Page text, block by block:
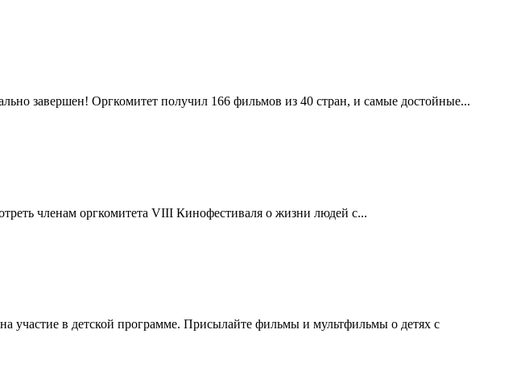
завершен! Оргкомитет получил 166 фильмов из 40 стран, и самые достойные...
членам оргкомитета VIII Кинофестиваля о жизни людей с...
в детской программе. Присылайте фильмы и мультфильмы о детях с